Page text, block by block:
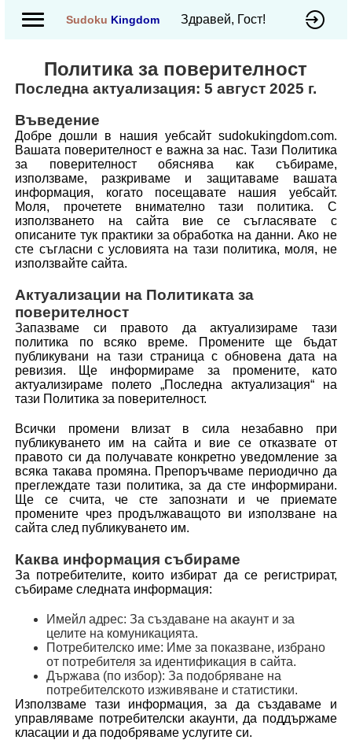
Sudoku Kingdom Здравей, Гост!
Политика за поверителност
Последна актуализация: 5 август 2025 г.
Въведение
Добре дошли в нашия уебсайт sudokukingdom.com.
Вашата поверителност е важна за нас. Тази Политика
за поверителност обяснява как събираме,
използваме, разкриваме и защитаваме вашата
информация, когато посещавате нашия уебсайт.
Моля, прочетете внимателно тази политика. С
използването на сайта вие се съгласявате с
описаните тук практики за обработка на данни. Ако не
сте съгласни с условията на тази политика, моля, не
използвайте сайта.
Актуализации на Политиката за
поверителност
Запазваме си правото да актуализираме тази
политика по всяко време. Промените ще бъдат
публикувани на тази страница с обновена дата на
ревизия. Ще информираме за промените, като
актуализираме полето „Последна актуализация“ на
тази Политика за поверителност.
Всички промени влизат в сила незабавно при
публикуването им на сайта и вие се отказвате от
правото си да получавате конкретно уведомление за
всяка такава промяна. Препоръчваме периодично да
преглеждате тази политика, за да сте информирани.
Ще се счита, че сте запознати и че приемате
промените чрез продължаващото ви използване на
сайта след публикуването им.
Каква информация събираме
За потребителите, които избират да се регистрират,
събираме следната информация:
Имейл адрес: За създаване на акаунт и за
целите на комуникацията.
Потребителско име: Име за показване, избрано
от потребителя за идентификация в сайта.
Държава (по избор): За подобряване на
потребителското изживяване и статистики.
Използваме тази информация, за да създаваме и
управляваме потребителски акаунти, да поддържаме
класации и да подобряваме услугите си.